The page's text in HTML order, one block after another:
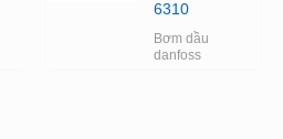
6310
Bơm dầu
danfoss